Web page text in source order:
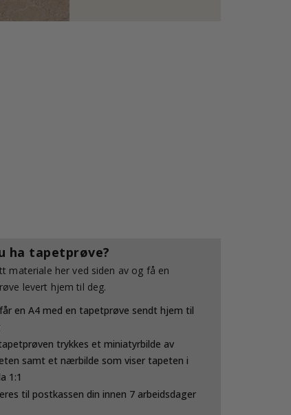
ha tapetprøve?
materiale her ved siden av og få en
levert hjem til deg.
en A4 med en tapetprøve sendt hjem til
trykkes et miniatyrbilde av
samt et nærbilde som viser tapeten i
1:1
til postkassen din innen 7 arbeidsdager